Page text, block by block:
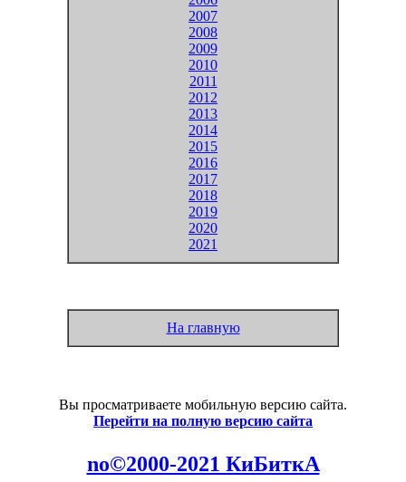
2007
2008
2009
2010
2011
2012
2013
2014
2015
2016
2017
2018
2019
2020
2021
На главную
Вы просматриваете мобильную версию сайта.
Перейти на полную версию сайта
no©2000-2021 КиБиткА